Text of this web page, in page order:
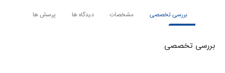
بررسی تخصصی مشخصات دیدگاه ها پرسش ها
بررسی تخصصی